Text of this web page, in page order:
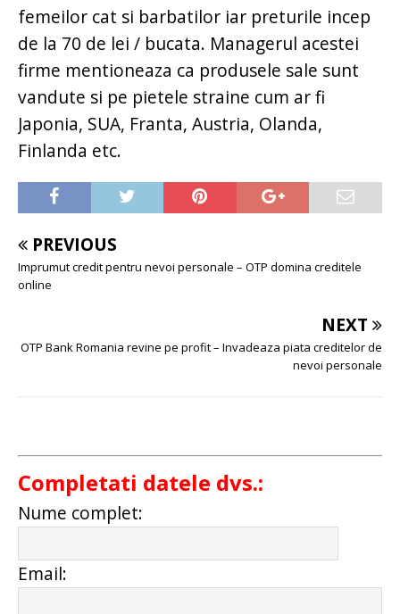
femeilor cat si barbatilor iar preturile incep
de la 70 de lei / bucata. Managerul acestei
firme mentioneaza ca produsele sale sunt
vandute si pe pietele straine cum ar fi
Japonia, SUA, Franta, Austria, Olanda,
Finlanda etc.
PREVIOUS
Imprumut credit pentru nevoi personale – OTP domina creditele
online
NEXT
OTP Bank Romania revine pe profit – Invadeaza piata creditelor de
nevoi personale
Completati datele dvs.:
Nume complet:
Email: